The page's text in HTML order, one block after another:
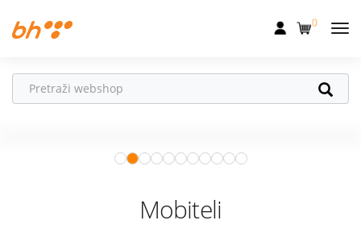
Fiksna
0
Ne propusti
Prood 04.08.–31.08. očekuju te
super pokloni!
Mobiteli